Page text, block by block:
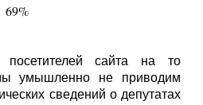
69%
сайта на то
умышленно не приводим
сведений о депутатах